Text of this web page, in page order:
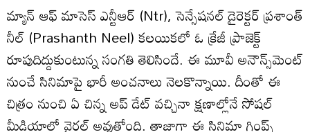
మ్యాన్ ఆఫ్ మాసెస్ ఎన్టీఆర్ (Ntr), సెన్సేషనల్ డైరెక్టర్ ప్రశాంత్
నీల్ (Prashanth Neel) కలయికలో ఓ క్రేజీ ప్రాజెక్ట్
రూపుదిద్దుకుంటున్న సంగతి తెలిసిందే. ఈ మూవీ అనౌన్స్‌మెంట్
నుంచే సినిమాపై భారీ అంచనాలు నెలకొన్నాయి. దీంతో ఈ
చిత్రం నుంచి ఏ చిన్న అప్ డేట్ వచ్చినా క్షణాల్లోనే సోషల్
మీడియాలో వైరల్ అవుతోంది. తాజాగా ఈ సినిమా గ్లింప్స్